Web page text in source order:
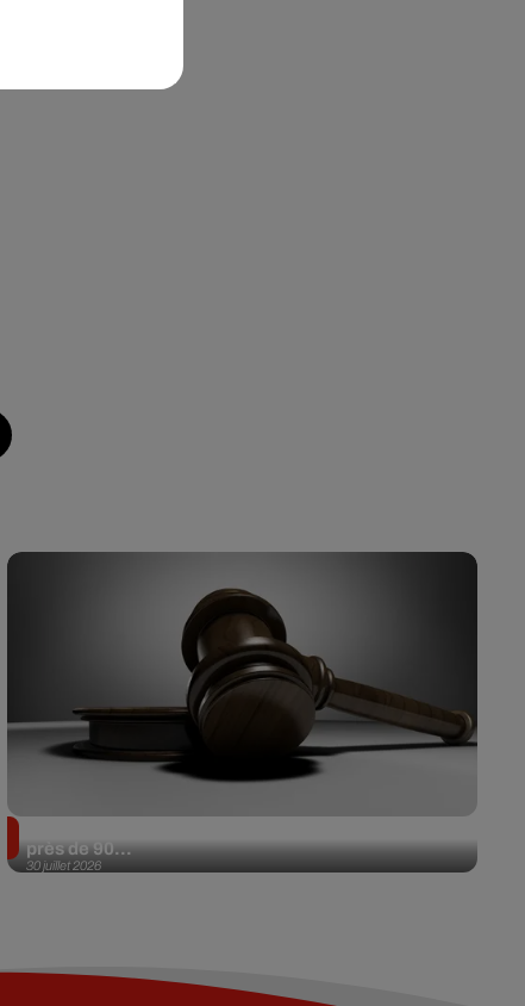
30 juillet 2026
près de 90...